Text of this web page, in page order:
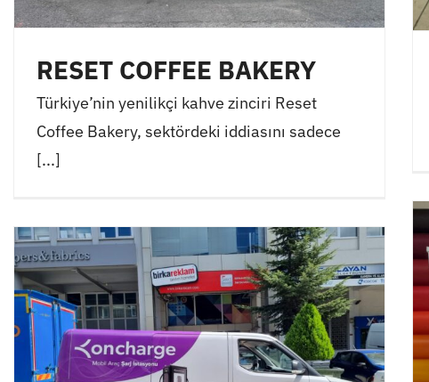
RESET COFFEE BAKERY
Türkiye’nin yenilikçi kahve zinciri Reset
Coffee Bakery, sektördeki iddiasını sadece
[...]